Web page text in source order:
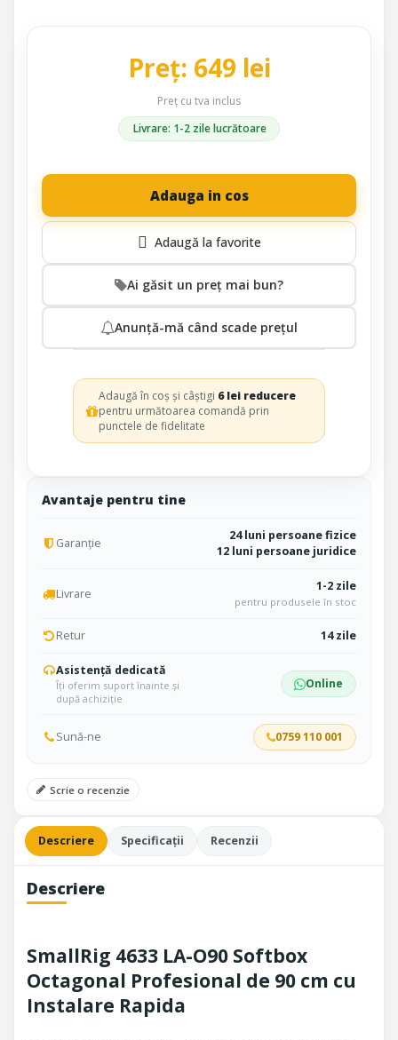
Avantaje pentru tine
Garanție
24 luni persoane fizice
12 luni persoane juridice
Livrare 1-2 zile
pentru produsele în stoc
Retur 14 zile
Asistență dedicată
Îți oferim suport înainte și
după achiziție
Online
Sună-ne 0759 110 001
Scrie o recenzie
Preț: 649 lei
Preț cu tva inclus
Livrare: 1-2 zile lucrătoare
Adauga in cos
Ai găsit un preț mai bun?
Anunță-mă când scade prețul
Adaugă în coș și câștigi 6 lei reducere
pentru următoarea comandă prin
punctele de fidelitate
Descriere Specificații Recenzii
Descriere
SmallRig 4633 LA-O90 Softbox
Octagonal Profesional de 90 cm cu
Instalare Rapida